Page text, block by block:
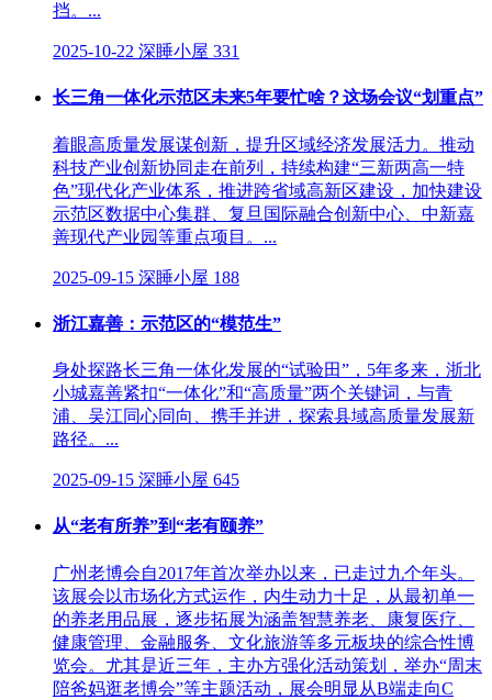
挡。...
2025-10-22 深睡小屋 331
长三角一体化示范区未来5年要忙啥？这场会议“划重点”
着眼高质量发展谋创新，提升区域经济发展活力。推动
科技产业创新协同走在前列，持续构建“三新两高一特
色”现代化产业体系，推进跨省域高新区建设，加快建设
示范区数据中心集群、复旦国际融合创新中心、中新嘉
善现代产业园等重点项目。...
2025-09-15 深睡小屋 188
浙江嘉善：示范区的“模范生”
身处探路长三角一体化发展的“试验田”，5年多来，浙北
小城嘉善紧扣“一体化”和“高质量”两个关键词，与青
浦、吴江同心同向、携手并进，探索县域高质量发展新
路径。...
2025-09-15 深睡小屋 645
从“老有所养”到“老有颐养”
广州老博会自2017年首次举办以来，已走过九个年头。
该展会以市场化方式运作，内生动力十足，从最初单一
的养老用品展，逐步拓展为涵盖智慧养老、康复医疗、
健康管理、金融服务、文化旅游等多元板块的综合性博
览会。尤其是近三年，主办方强化活动策划，举办“周末
陪爸妈逛老博会”等主题活动，展会明显从B端走向C